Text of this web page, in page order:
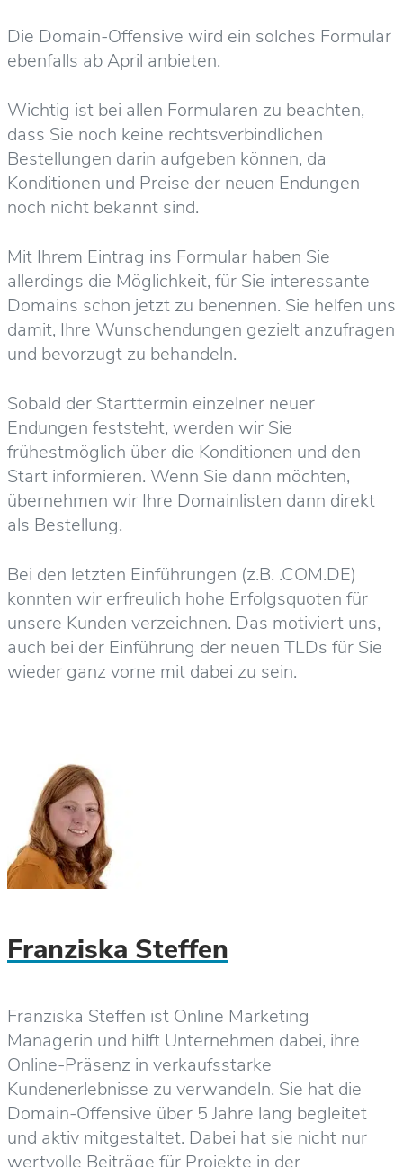
Die Domain-Offensive wird ein solches Formular
ebenfalls ab April anbieten.
Wichtig ist bei allen Formularen zu beachten,
dass Sie noch keine rechtsverbindlichen
Bestellungen darin aufgeben können, da
Konditionen und Preise der neuen Endungen
noch nicht bekannt sind.
Mit Ihrem Eintrag ins Formular haben Sie
allerdings die Möglichkeit, für Sie interessante
Domains schon jetzt zu benennen. Sie helfen uns
damit, Ihre Wunschendungen gezielt anzufragen
und bevorzugt zu behandeln.
Sobald der Starttermin einzelner neuer
Endungen feststeht, werden wir Sie
frühestmöglich über die Konditionen und den
Start informieren. Wenn Sie dann möchten,
übernehmen wir Ihre Domainlisten dann direkt
als Bestellung.
Bei den letzten Einführungen (z.B. .COM.DE)
konnten wir erfreulich hohe Erfolgsquoten für
unsere Kunden verzeichnen. Das motiviert uns,
auch bei der Einführung der neuen TLDs für Sie
wieder ganz vorne mit dabei zu sein.
Franziska Steffen
Franziska Steffen ist Online Marketing
Managerin und hilft Unternehmen dabei, ihre
Online-Präsenz in verkaufsstarke
Kundenerlebnisse zu verwandeln. Sie hat die
Domain-Offensive über 5 Jahre lang begleitet
und aktiv mitgestaltet. Dabei hat sie nicht nur
wertvolle Beiträge für Projekte in der